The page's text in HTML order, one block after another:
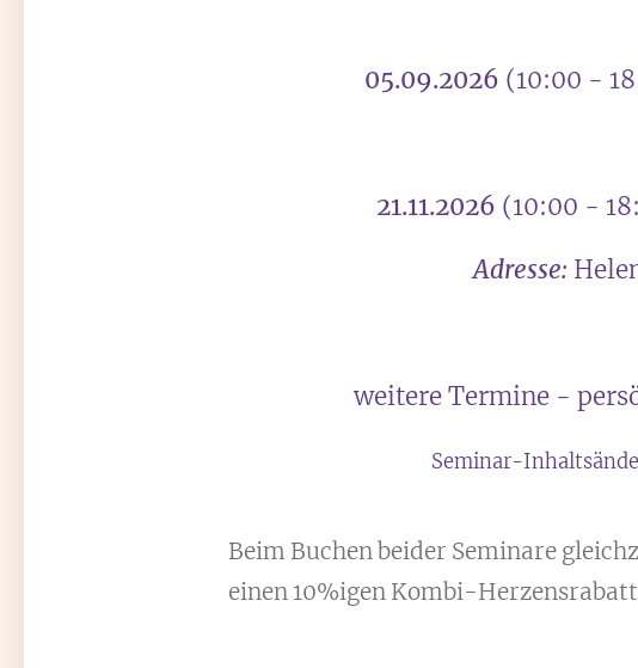
05.09.2026 (10:00 -
21.11.2026 (10:00 -
Adresse:
weitere Termine -
Seminar-
Beim Buchen beider Seminare
einen 10%igen Kombi-